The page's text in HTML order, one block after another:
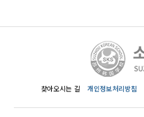
찾아오시는 길 개인정보처리방침